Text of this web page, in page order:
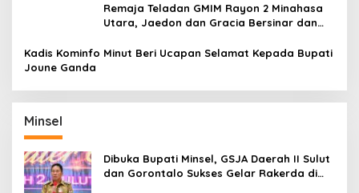
Remaja Teladan GMIM Rayon 2 Minahasa
Utara, Jaedon dan Gracia Bersinar dan
Kadis Kominfo Minut Beri Ucapan Selamat Kepada Bupati
Joune Ganda
Minsel
Dibuka Bupati Minsel, GSJA Daerah II Sulut
dan Gorontalo Sukses Gelar Rakerda di